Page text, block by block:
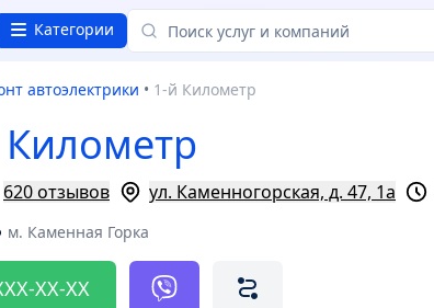
Категории
автоэлектрики • 1-й Километр
620 отзывов ул. Каменногорская, д. 47, 1а
м. Каменная Горка
XX-XX